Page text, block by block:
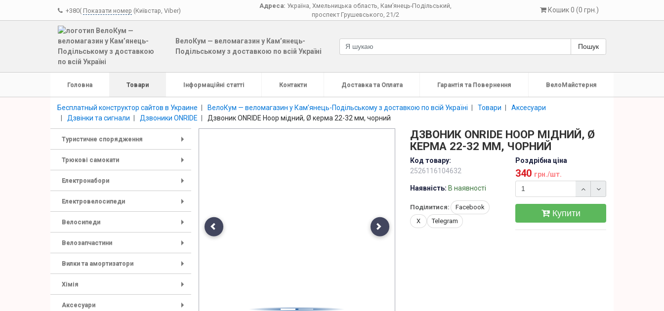
+380( Показати номер (Київстар, Viber)
Адреса: Україна Хмельницька область Кам’янець-Подільський
проспект Грушевського, 21/2
Кошик 0 (0 грн.)
ВелоКум — веломагазин у Кам’янець-
Подільському з доставкою по всій Україні
Пошук
Головна Товари Інформаційні статті Контакти Доставка та Оплата Гарантія та Повернення ВелоМайстерня
Бесплатный конструктор сайтов в Украине ВелоКум — веломагазин у Кам’янець-Подільському з доставкою по всій Україні Товари
Аксесуари
Дзвінки та сигнали
Дзвоники ONRIDE Дзвоник ONRIDE Hoop мідний, Ø керма 22-32 мм, чорний
Туристичне спорядження
Трюкові самокати
Електронабори
Електровелосипеди
Велосипеди
Велозапчастини
Вилки та амортизатори
Хімія
Аксесуари
Previous Next
ДЗВОНИК ONRIDE HOOP МІДНИЙ, Ø
КЕРМА 22-32 ММ, ЧОРНИЙ
Код товару:
2526116104632
Наявність: В наявності
Поділитися:
Facebook
X
Telegram
Роздрібна ціна
340 грн./шт.
Купити